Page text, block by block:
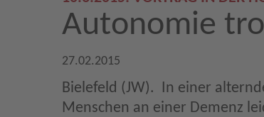
Autonomie
27.02.2015
Bielefeld (JW). In einer
Menschen an einer Demenz